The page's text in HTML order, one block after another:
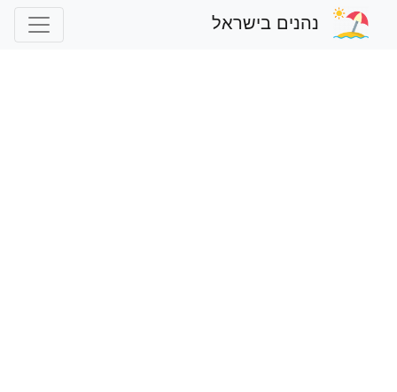
נהנים בישראל